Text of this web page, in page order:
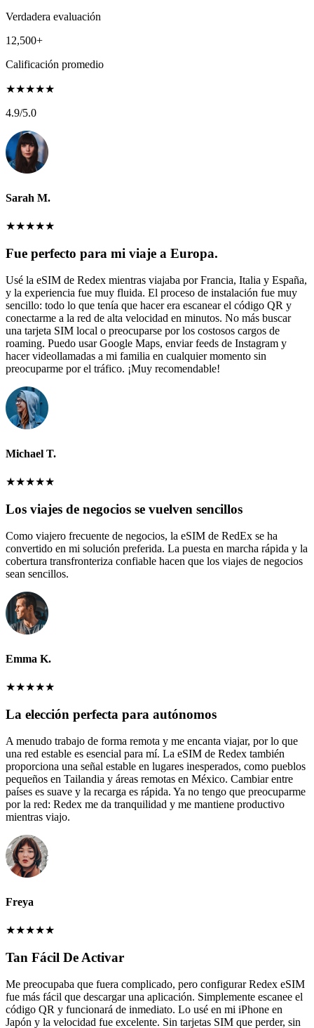
Verdadera evaluación
12,500+
Calificación promedio
★★★★★
4.9/5.0
Sarah M.
★★★★★
Fue perfecto para mi viaje a Europa.
Usé la eSIM de Redex mientras viajaba por Francia, Italia y España,
y la experiencia fue muy fluida. El proceso de instalación fue muy
sencillo: todo lo que tenía que hacer era escanear el código QR y
conectarme a la red de alta velocidad en minutos. No más buscar
una tarjeta SIM local o preocuparse por los costosos cargos de
roaming. Puedo usar Google Maps, enviar feeds de Instagram y
hacer videollamadas a mi familia en cualquier momento sin
preocuparme por el tráfico. ¡Muy recomendable!
Michael T.
★★★★★
Los viajes de negocios se vuelven sencillos
Como viajero frecuente de negocios, la eSIM de RedEx se ha
convertido en mi solución preferida. La puesta en marcha rápida y la
cobertura transfronteriza confiable hacen que los viajes de negocios
sean sencillos.
Emma K.
★★★★★
La elección perfecta para autónomos
A menudo trabajo de forma remota y me encanta viajar, por lo que
una red estable es esencial para mí. La eSIM de Redex también
proporciona una señal estable en lugares inesperados, como pueblos
pequeños en Tailandia y áreas remotas en México. Cambiar entre
países es suave y la recarga es rápida. Ya no tengo que preocuparme
por la red: Redex me da tranquilidad y me mantiene productivo
mientras viajo.
Freya
★★★★★
Tan Fácil De Activar
Me preocupaba que fuera complicado, pero configurar Redex eSIM
fue más fácil que descargar una aplicación. Simplemente escanee el
código QR y funcionará de inmediato. Lo usé en mi iPhone en
Japón y la velocidad fue excelente. Sin tarjetas SIM que perder, sin